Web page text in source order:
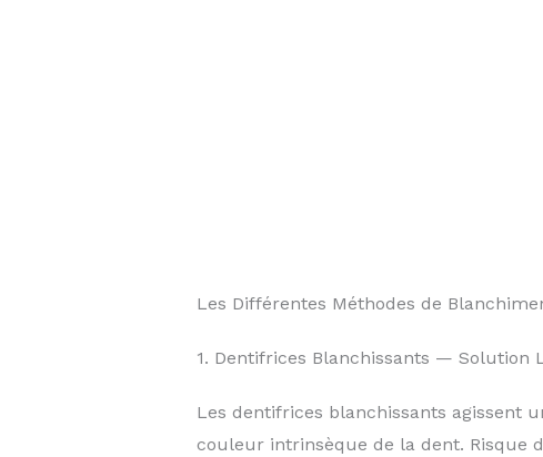
Les Différentes Méthodes de
1. Dentifrices Blanchissants — Solution
Les dentifrices blanchissants agissent
couleur intrinsèque de la dent. Risque